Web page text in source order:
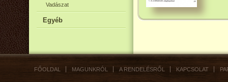
Vadászat
Egyéb
FŐOLDAL MAGUNKRÓL A RENDELÉSRŐL KAPCSOLAT